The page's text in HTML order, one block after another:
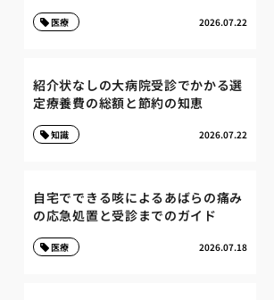
2026.07.22
医療
紹介状なしの大病院受診でかかる選
定療養費の総額と節約の知恵
2026.07.22
知識
自宅でできる咳によるあばらの痛み
の応急処置と受診までのガイド
2026.07.18
医療